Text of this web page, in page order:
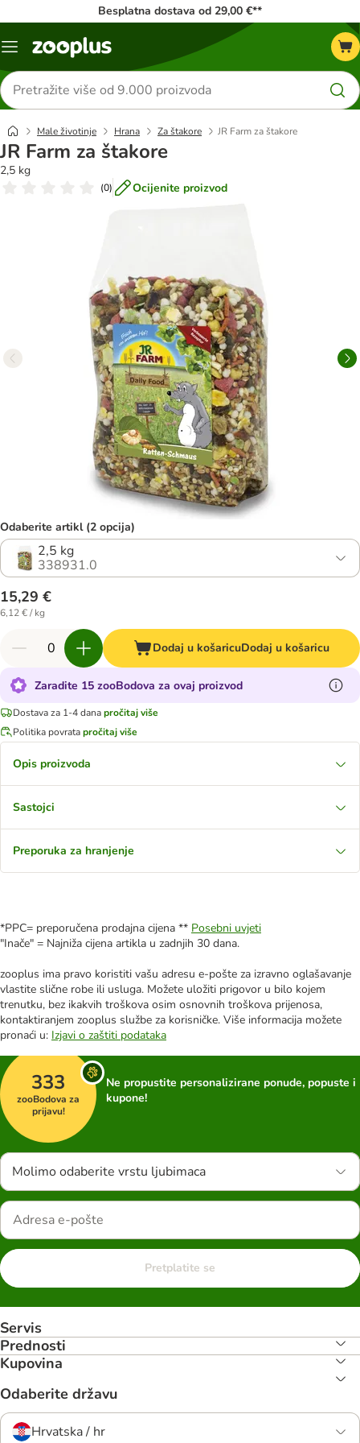
Besplatna dostava od 29,00 €**
Izbornik
Traži
proizvode
Male životinje Hrana Za štakore JR Farm za štakore
JR Farm za štakore
2,5 kg
(0) Ocijenite proizvod
Odaberite artikl (2 opcija)
2,5 kg
338931.0
15,29 €
6,12 € / kg
Dodaj u košaricuDodaj u košaricu
Zaradite 15 zooBodova za ovaj proizvod
Dostava za 1-4 danapročitaj više
Politika povratapročitaj više
Opis proizvoda
Sastojci
Preporuka za hranjenje
*PPC= preporučena prodajna cijena ** Posebni uvjeti
"Inače" = Najniža cijena artikla u zadnjih 30 dana.
zooplus ima pravo koristiti vašu adresu e-pošte za izravno oglašavanje
vlastite slične robe ili usluga. Možete uložiti prigovor u bilo kojem
trenutku, bez ikakvih troškova osim osnovnih troškova prijenosa,
kontaktiranjem zooplus službe za korisničke. Više informacija možete
pronaći u: Izjavi o zaštiti podataka
333
zooBodova za
prijavu!
Ne propustite personalizirane ponude, popuste i
kupone!
Molimo odaberite vrstu ljubimaca
Pretplatite se
Servis
Prednosti
Kupovina
Odaberite državu
Hrvatska / hr